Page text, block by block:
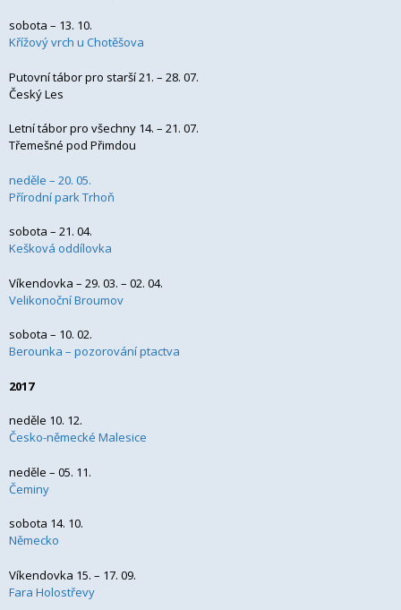
sobota – 13. 10.
Křížový vrch u Chotěšova
Putovní tábor pro starší 21. – 28. 07.
Český Les
Letní tábor pro všechny 14. – 21. 07.
Třemešné pod Přimdou
neděle – 20. 05.
Přírodní park Trhoň
sobota – 21. 04.
Kešková oddílovka
Víkendovka – 29. 03. – 02. 04.
Velikonoční Broumov
sobota – 10. 02.
Berounka – pozorování ptactva
2017
neděle 10. 12.
Česko-německé Malesice
neděle – 05. 11.
Čeminy
sobota 14. 10.
Německo
Víkendovka 15. – 17. 09.
Fara Holostřevy